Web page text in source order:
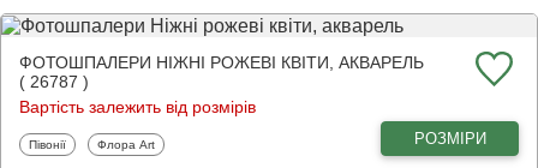
ФОТОШПАЛЕРИ НІЖНІ РОЖЕВІ КВІТИ, АКВАРЕЛЬ
( 26787 )
Вартість залежить від розмірів
Фотошпалери
Півонії Фотошпалери
Флора Art РОЗМІРИ